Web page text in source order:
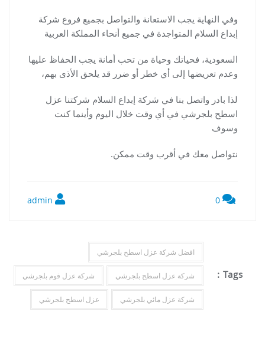
وفي النهاية يجب الاستعانة والتواصل بجميع فروع شركة
إبداع السلام المتواجدة في جميع أنحاء المملكة العربية
السعودية، فحياتك وحياة من تحب أمانة يجب الحفاظ عليها
وعدم تعريضها إلى أي خطر أو ضرر قد يلحق الأذى بهم،
لذا بادر واتصل بنا في شركة إبداع السلام شركتنا عزل
اسطح بلجرشي في أي وقت خلال اليوم وأينما كنت
وسوف
نتواصل معك في أقرب وقت ممكن.
Tags :
افضل شركة عزل اسطح بلجرشي
شركة عزل اسطح بلجرشي شركة عزل فوم بلجرشي
شركة عزل مائي بلجرشي عزل اسطح بلجرشي